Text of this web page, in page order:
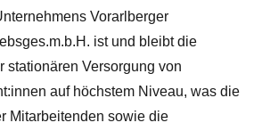
Vorarlberger
ist und bleibt die
stationären Versorgung von
auf höchstem Niveau, was die
Mitarbeitenden sowie die